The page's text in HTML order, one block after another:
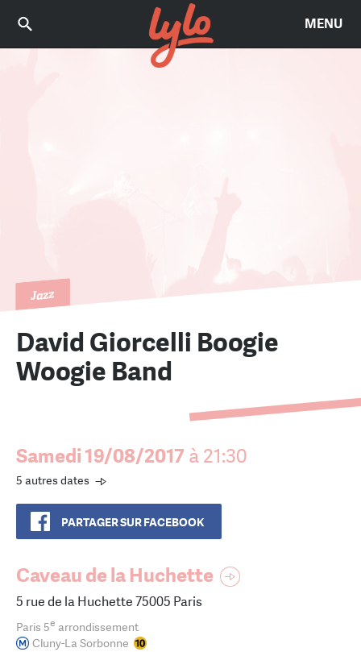
MENU
Jazz
David Giorcelli Boogie
Woogie Band
Samedi 19/08/2017 à 21:30
5 autres dates
PARTAGER SUR FACEBOOK
Caveau de la Huchette
5 rue de la Huchette 75005 Paris
Paris 5e arrondissement
Cluny-La Sorbonne